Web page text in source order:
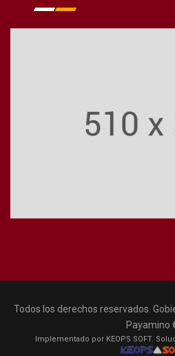
Todos los derechos reservados.
Payamino
Implementado por KEOPS SOFT.